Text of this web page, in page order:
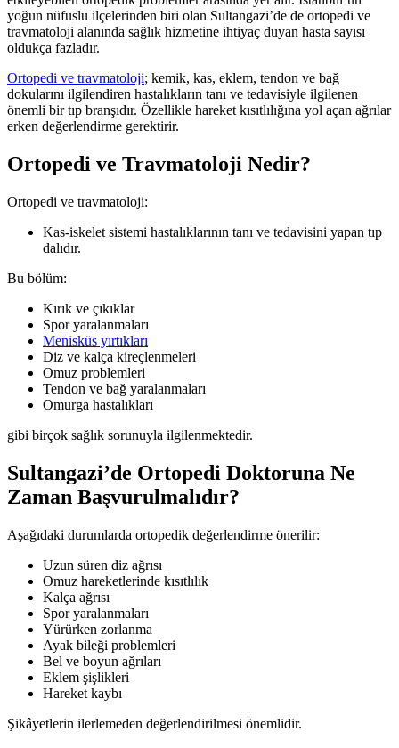
yoğun nüfuslu ilçelerinden biri olan Sultangazi’de de ortopedi ve
travmatoloji alanında sağlık hizmetine ihtiyaç duyan hasta sayısı
oldukça fazladır.
Ortopedi ve travmatoloji; kemik, kas, eklem, tendon ve bağ
dokularını ilgilendiren hastalıkların tanı ve tedavisiyle ilgilenen
önemli bir tıp branşıdır. Özellikle hareket kısıtlılığına yol açan ağrılar
erken değerlendirme gerektirir.
Ortopedi ve Travmatoloji Nedir?
Ortopedi ve travmatoloji:
Kas-iskelet sistemi hastalıklarının tanı ve tedavisini yapan tıp
dalıdır.
Bu bölüm:
Kırık ve çıkıklar
Spor yaralanmaları
Menisküs yırtıkları
Diz ve kalça kireçlenmeleri
Omuz problemleri
Tendon ve bağ yaralanmaları
Omurga hastalıkları
gibi birçok sağlık sorunuyla ilgilenmektedir.
Sultangazi’de Ortopedi Doktoruna Ne
Zaman Başvurulmalıdır?
Aşağıdaki durumlarda ortopedik değerlendirme önerilir:
Uzun süren diz ağrısı
Omuz hareketlerinde kısıtlılık
Kalça ağrısı
Spor yaralanmaları
Yürürken zorlanma
Ayak bileği problemleri
Bel ve boyun ağrıları
Eklem şişlikleri
Hareket kaybı
Şikâyetlerin ilerlemeden değerlendirilmesi önemlidir.